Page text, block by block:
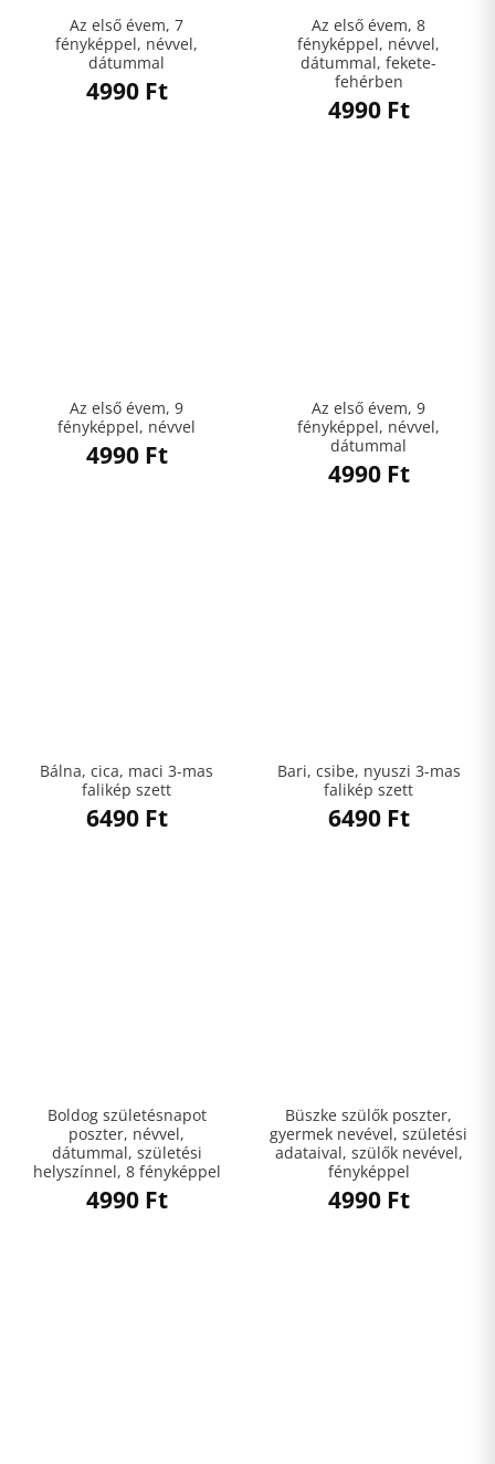
Az első évem, 7
fényképpel, névvel,
dátummal
4990 Ft
Az első évem, 8
fényképpel, névvel,
dátummal, fekete-
fehérben
4990 Ft
Az első évem, 9
fényképpel, névvel
4990 Ft
Az első évem, 9
fényképpel, névvel,
dátummal
4990 Ft
Bálna, cica, maci 3-mas
falikép szett
6490 Ft
Bari, csibe, nyuszi 3-mas
falikép szett
6490 Ft
Boldog születésnapot
poszter, névvel,
dátummal, születési
helyszínnel, 8 fényképpel
4990 Ft
Büszke szülők poszter,
gyermek nevével, születési
adataival, szülők nevével,
fényképpel
4990 Ft